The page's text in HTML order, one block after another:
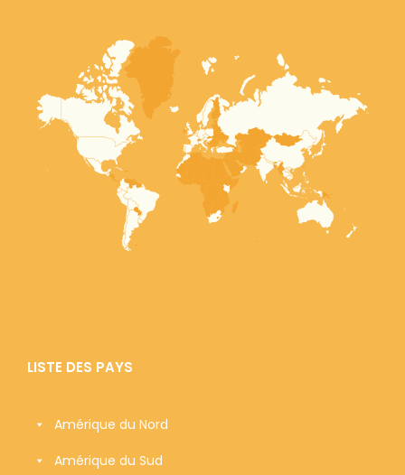
LISTE DES PAYS
Amérique du Nord
Amérique du Sud